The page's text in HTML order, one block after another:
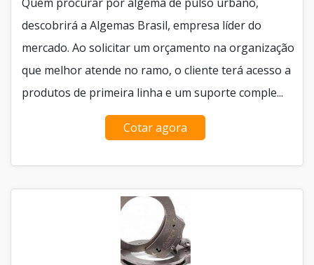
descobrirá a Algemas Brasil, empresa líder do
mercado. Ao solicitar um orçamento na organização
que melhor atende no ramo, o cliente terá acesso a
produtos de primeira linha e um suporte comple...
Cotar agora